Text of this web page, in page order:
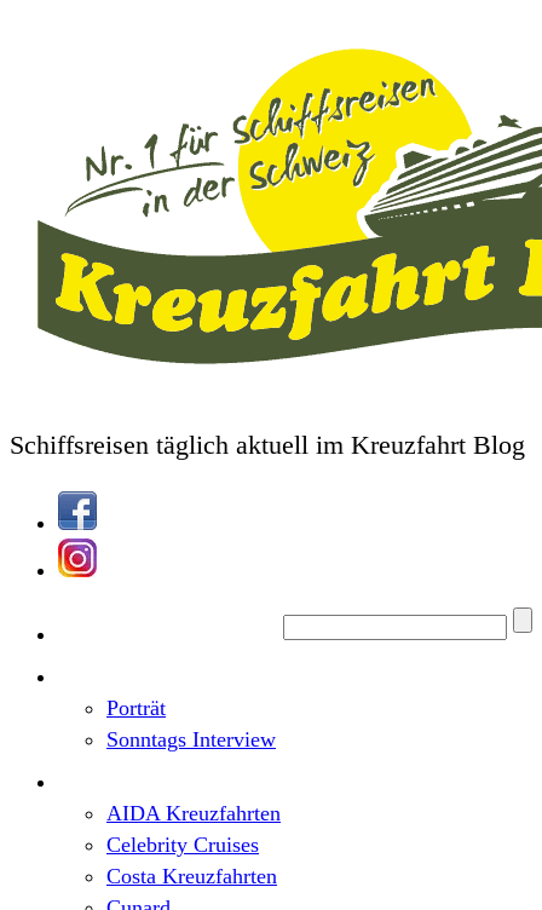
Schiffsreisen täglich aktuell im Kreuzfahrt Blog
Porträt
Sonntags Interview
AIDA Kreuzfahrten
Celebrity Cruises
Costa Kreuzfahrten